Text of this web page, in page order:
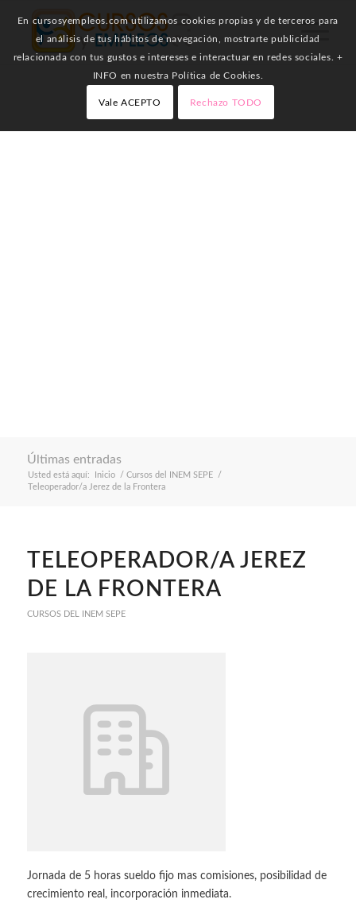
Últimas entradas
Usted está aquí: Inicio / Cursos del INEM SEPE
/
Teleoperador/a Jerez de la Frontera
TELEOPERADOR/A JEREZ
DE LA FRONTERA
CURSOS DEL INEM SEPE
Jornada de 5 horas sueldo fijo mas comisiones, posibilidad de
crecimiento real, incorporación inmediata.
En cursosyempleos.com utilizamos cookies propias y de terceros para
el análisis de tus hábitos de navegación, mostrarte publicidad
relacionada con tus gustos e intereses e interactuar en redes sociales. +
INFO en nuestra Política de Cookies.
Vale ACEPTO Rechazo TODO